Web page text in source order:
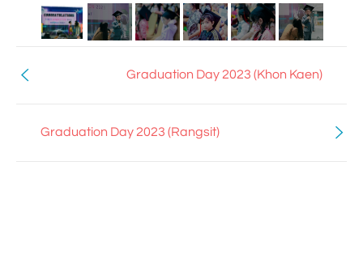
Graduation Day 2023 (Rangsit)
Graduation Day 2023 (Khon Kaen)